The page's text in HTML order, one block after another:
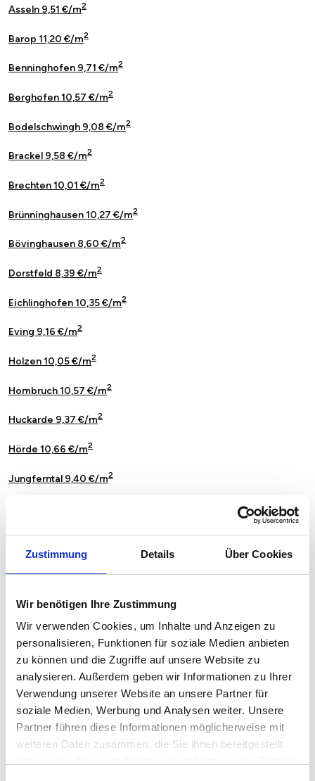
Zustimmung Details Über Cookies
Wir benötigen Ihre Zustimmung
Wir verwenden Cookies, um Inhalte und Anzeigen zu
personalisieren, Funktionen für soziale Medien anbieten
zu können und die Zugriffe auf unsere Website zu
analysieren. Außerdem geben wir Informationen zu Ihrer
Verwendung unserer Website an unsere Partner für
soziale Medien, Werbung und Analysen weiter. Unsere
Partner führen diese Informationen möglicherweise mit
weiteren Daten zusammen, die Sie ihnen bereitgestellt
Asseln 9,51 €/m2
Barop 11,20 €/m2
Benninghofen 9,71 €/m2
Berghofen 10,57 €/m2
Bodelschwingh 9,08 €/m2
Brackel 9,58 €/m2
Brechten 10,01 €/m2
Brünninghausen 10,27 €/m2
Bövinghausen 8,60 €/m2
Dorstfeld 8,39 €/m2
Eichlinghofen 10,35 €/m2
Eving 9,16 €/m2
Holzen 10,05 €/m2
Hombruch 10,57 €/m2
Huckarde 9,37 €/m2
Hörde 10,66 €/m2
Jungferntal 9,40 €/m2
Kley 9,19 €/m2
2
Lütgendortmund 8,78 €/m
Marten 9,08 €/m
Mengede 9,23 €/m2
Menglinghausen 10,16 €/m2
Mitte 10,07 €/m
2